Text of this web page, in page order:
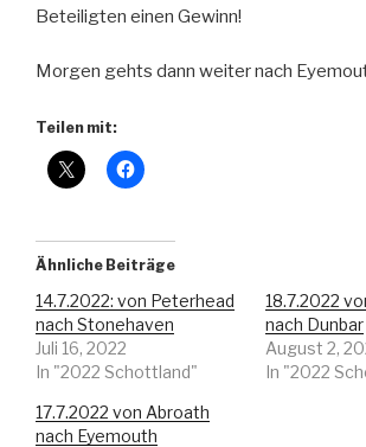
Beteiligten einen Gewinn!
Morgen gehts dann weiter nach
Teilen mit:
Ähnliche Beiträge
14.7.2022: von Peterhead
nach Stonehaven
Juli 16, 2022
In "2022 Schottland"
18.7.2022
nach Dunbar
August 2,
In "2022
17.7.2022 von Abroath
nach Eyemouth